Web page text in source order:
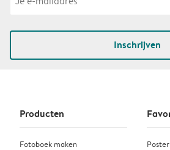
Inschrijven
Producten
Fotoboek maken